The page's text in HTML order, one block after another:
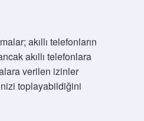
akıllı telefonların
akıllı telefonlara
verilen izinler
toplayabildiğini